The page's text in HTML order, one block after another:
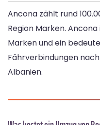
Ancona zählt rund
Region Marken.
Marken und ein
Fährverbindungen
Albanien.